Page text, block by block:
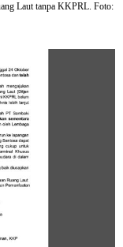
Laut tanpa KKPRL. Foto: